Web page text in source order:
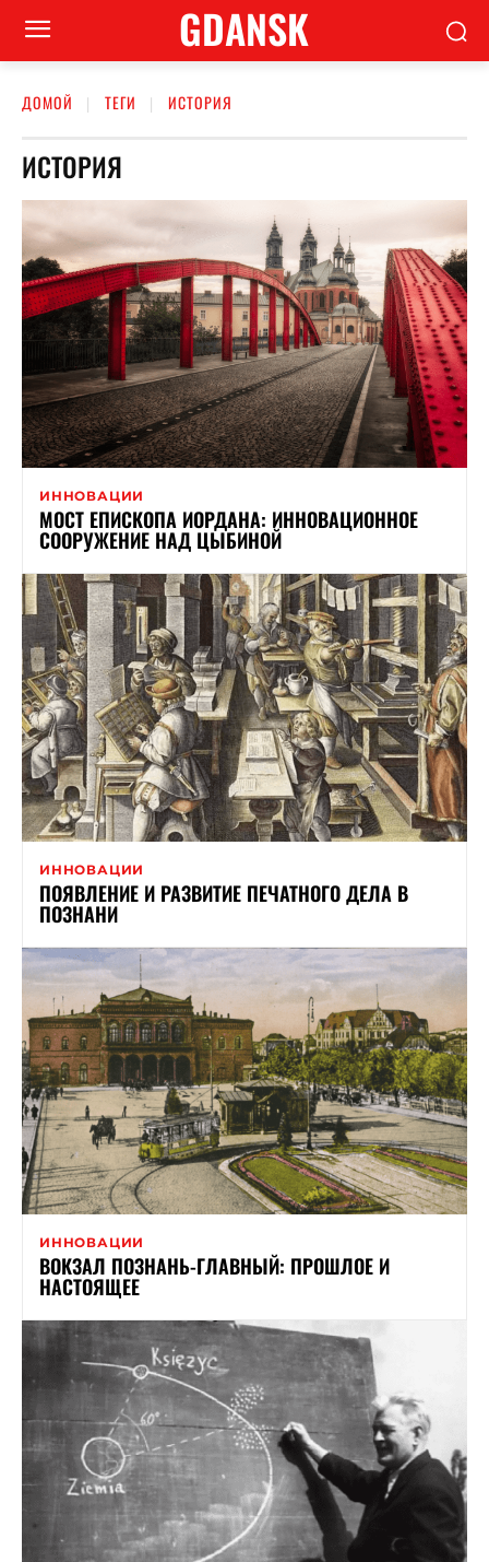
GDANSK
ДОМОЙ ТЕГИ ИСТОРИЯ
ИСТОРИЯ
ИННОВАЦИИ
МОСТ ЕПИСКОПА ИОРДАНА: ИННОВАЦИОННОЕ
СООРУЖЕНИЕ НАД ЦЫБИНОЙ
ИННОВАЦИИ
ПОЯВЛЕНИЕ И РАЗВИТИЕ ПЕЧАТНОГО ДЕЛА В
ПОЗНАНИ
ИННОВАЦИИ
ВОКЗАЛ ПОЗНАНЬ-ГЛАВНЫЙ: ПРОШЛОЕ И
НАСТОЯЩЕЕ